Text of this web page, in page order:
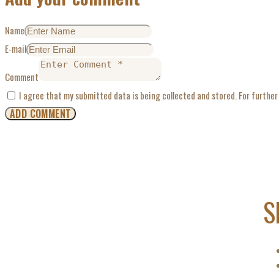
Name
E-mail
Comment
I agree that my submitted data is being collected and stored. For